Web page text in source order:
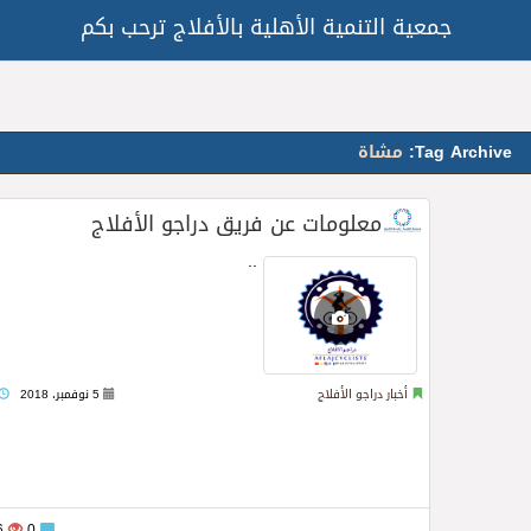
جمعية التنمية الأهلية بالأفلاج ترحب بكم
Tag Archive: مشاة
معلومات عن فريق دراجو الأفلاج
..
أخبار دراجو الأفلاج 5 نوفمبر، 2018